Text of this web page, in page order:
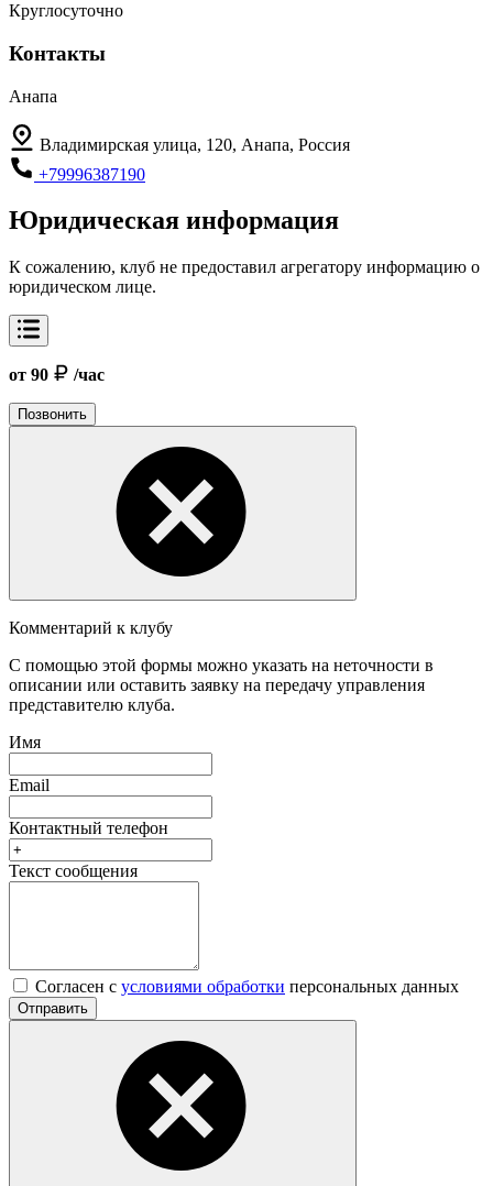
Круглосуточно
Контакты
Анапа
Владимирская улица, 120, Анапа, Россия
+79996387190
Юридическая информация
К сожалению, клуб не предоставил агрегатору информацию о
юридическом лице.
от 90 /час
Позвонить
Комментарий к клубу
С помощью этой формы можно указать на неточности в
описании или оставить заявку на передачу управления
представителю клуба.
Имя
Email
Контактный телефон
Текст сообщения
Согласен с условиями обработки персональных данных
Отправить